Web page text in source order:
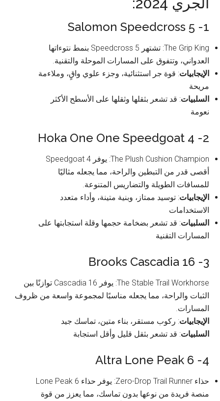
1- Salomon Speedcross 5
The Grip King: تشتهر Speedcross 5 بنمط نتوءاتها
العدواني، وتتفوق على المسارات الموحلة والتقنية.
الإيجابيات: قوة جر استثنائية، وجزء علوي واقٍ، وملاءمة
مريحة
السلبيات: قد تشعر بثقلها وثقلها على الأسطح الأكثر
نعومة
2- Hoka One One Speedgoat 4
The Plush Cushion Champion: يوفر Speedgoat 4
أقصى قدر من التبطين والراحة، مما يجعله مثاليًا
للمسافات الطويلة والتضاريس المتنوعة.
الإيجابيات: توسيد ممتاز، وبنية متينة، وأداء متعدد
الاستخدامات
السلبيات: قد تشعر بضخامة حجمها وقلة استجابتها على
المسارات التقنية
3- Brooks Cascadia 16
The Stable Trail Workhorse: يوفر Cascadia 16 توازنًا بين
الثبات والراحة، مما يجعله مناسبًا لمجموعة واسعة من ظروف
المسارات.
الإيجابيات: ركوب مستقر، بناء متين، تماسك جيد
السلبيات: قد تشعر بثقل قليل وأقل استجابة
4- Altra Lone Peak 6
حذاء Zero-Drop Trail Runner: يوفر حذاء Lone Peak 6
منصة فريدة من نوعها بدون تماسك، مما يعزز من قوة